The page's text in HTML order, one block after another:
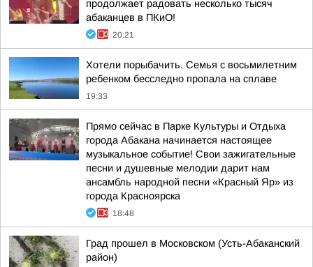
продолжает радовать несколько тысяч
абаканцев в ПКиО!
20:21
Хотели порыбачить. Семья с восьмилетним
ребенком бесследно пропала на сплаве
19:33
Прямо сейчас в Парке Культуры и Отдыха
города Абакана начинается настоящее
музыкальное событие! Свои зажигательные
песни и душевные мелодии дарит нам
ансамбль народной песни «Красный Яр» из
города Красноярска
18:48
Град прошел в Московском (Усть-Абаканский
район)